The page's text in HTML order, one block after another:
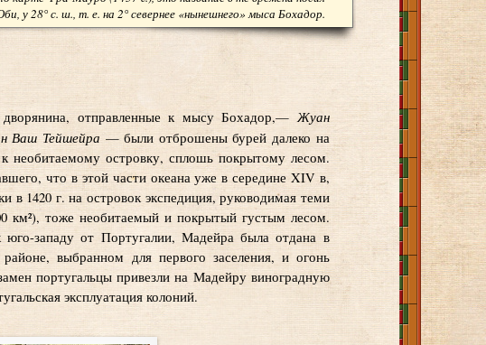
у 28° с. ш., т. е. на 2° севернее «нынешнего» мыса Бохадор.
дворянина, отправленные к мысу Бохадор,—Жуан
Ваш Тейшейра — были отброшены бурей далеко на
необитаемому островку, сплошь покрытому лесом.
что в этой части океана уже в середине XIV в,
в 1420 г. на островок экспедиция, руководимая теми
км²), тоже необитаемый и покрытый густым лесом.
западу от Португалии, Мадейра была отдана в
выбранном для первого заселения, и огонь
португальцы привезли на Мадейру виноградную
эксплуатация колоний.